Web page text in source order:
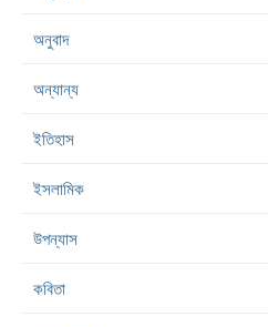
অনুবাদ
অন্যান্য
ইতিহাস
ইসলামিক
উপন্যাস
কবিতা